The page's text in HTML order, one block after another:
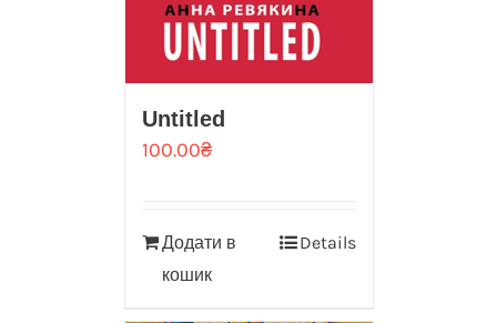
Untitled
100.00₴
Додати в
кошик
Details